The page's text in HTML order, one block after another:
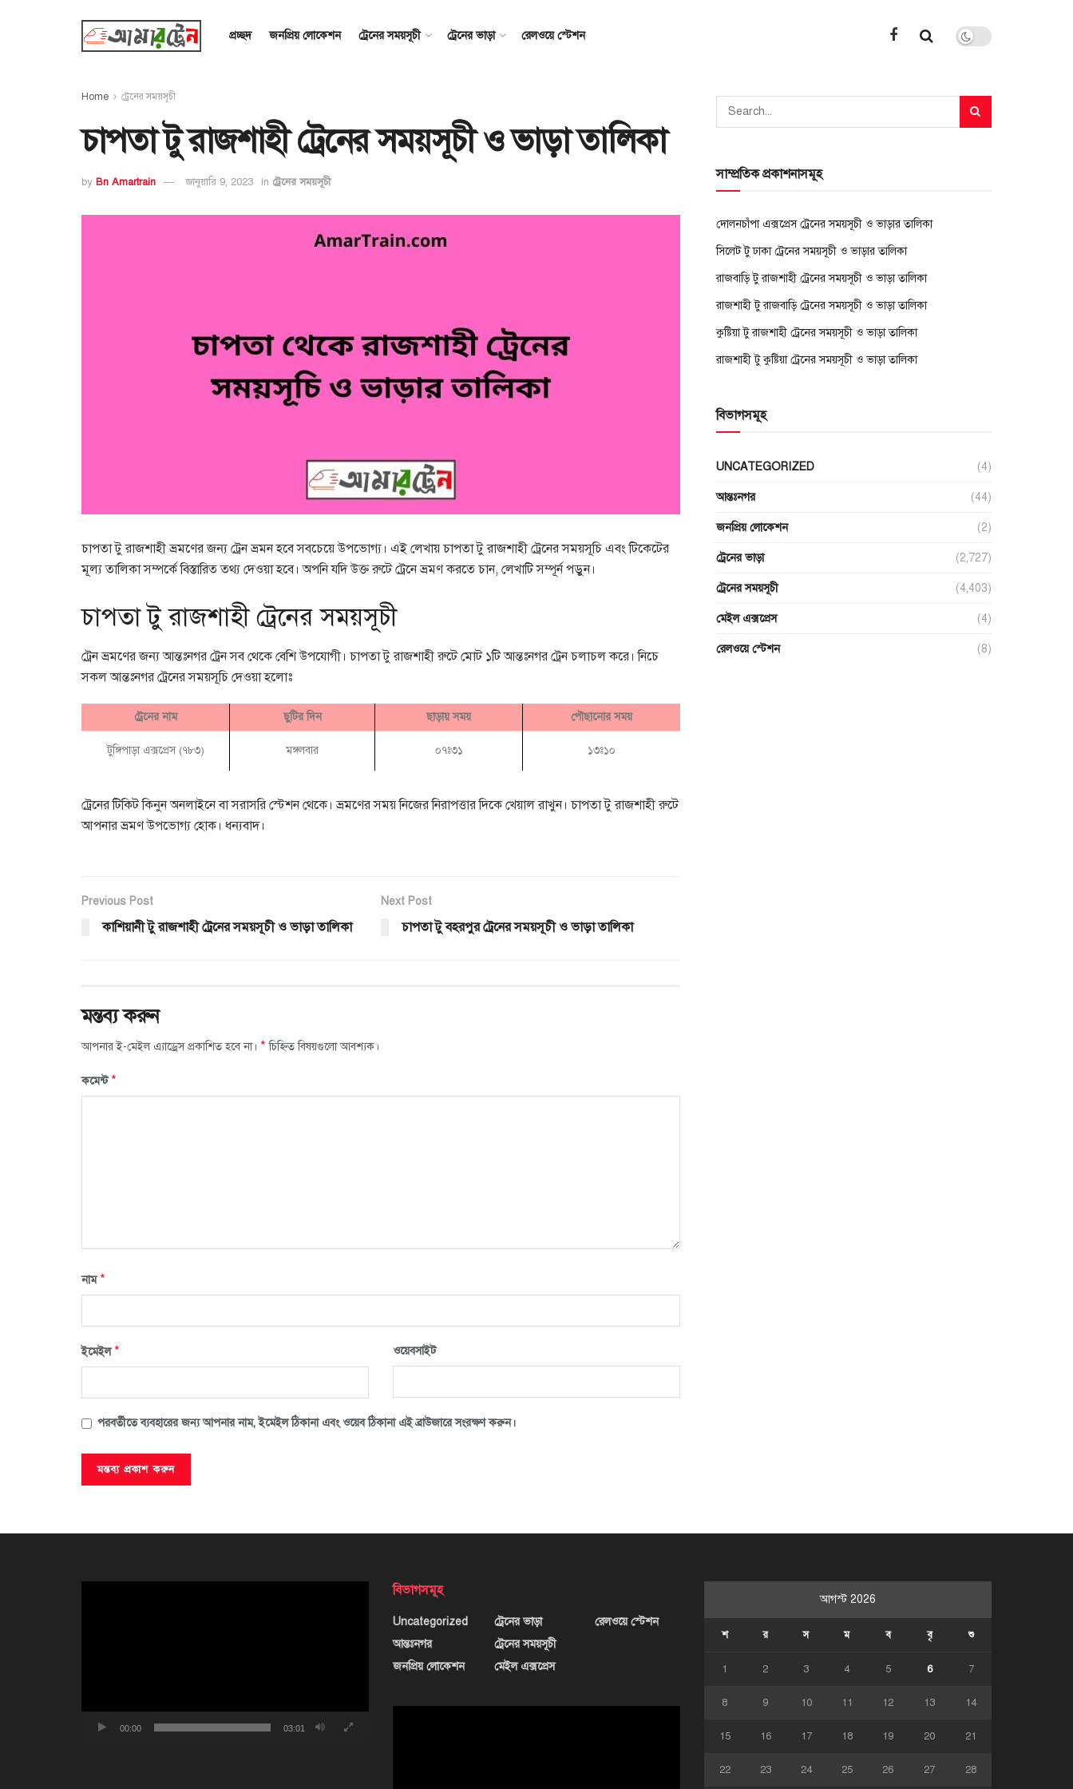
প্রচ্ছদ জনপ্রিয় লোকেশন ট্রেনের সময়সূচী ট্রেনের ভাড়া রেলওয়ে স্টেশন
Home ট্রেনের সময়সূচী
চাপতা টু রাজশাহী ট্রেনের সময়সূচী ও ভাড়া তালিকা
by Bn Amartrain জানুয়ারি 9, 2023 in ট্রেনের সময়সূচী
চাপতা টু রাজশাহী ভ্রমণের জন্য ট্রেন ভ্রমন হবে সবচেয়ে উপভোগ্য। এই লেখায় চাপতা টু রাজশাহী ট্রেনের সময়সূচি এবং টিকেটের
মূল্য তালিকা সম্পর্কে বিস্তারিত তথ্য দেওয়া হবে। অপনি যদি উক্ত রুটে ট্রেনে ভ্রমণ করতে চান, লেখাটি সম্পূর্ন পড়ুন।
চাপতা টু রাজশাহী ট্রেনের সময়সূচী
ট্রেন ভ্রমণের জন্য আন্তঃনগর ট্রেন সব থেকে বেশি উপযোগী। চাপতা টু রাজশাহী রুটে মোট ১টি আন্তঃনগর ট্রেন চলাচল করে। নিচে
সকল আন্তঃনগর ট্রেনের সময়সূচি দেওয়া হলোঃ
ট্রেনের নাম ছুটির দিন ছাড়ায় সময় পৌছানোর সময়
টুঙ্গিপাড়া এক্সপ্রেস (৭৮৩) মঙ্গলবার ০৭ঃ৩১ ১৩ঃ১০
ট্রেনের টিকিট কিনুন অনলাইনে বা সরাসরি স্টেশন থেকে। ভ্রমণের সময় নিজের নিরাপত্তার দিকে খেয়াল রাখুন। চাপতা টু রাজশাহী রুটে
আপনার ভ্রমণ উপভোগ্য হোক। ধন্যবাদ।
Previous Post
কাশিয়ানী টু রাজশাহী ট্রেনের সময়সূচী ও ভাড়া তালিকা
Next Post
চাপতা টু বহরপুর ট্রেনের সময়সূচী ও ভাড়া তালিকা
মন্তব্য করুন
আপনার ই-মেইল এ্যাড্রেস প্রকাশিত হবে না। * চিহ্নিত বিষয়গুলো আবশ্যক।
কমেন্ট*
নাম*
ইমেইল* ওয়েবসাইট
পরবর্তীতে ব্যবহারের জন্য আপনার নাম, ইমেইল ঠিকানা এবং ওয়েব ঠিকানা এই ব্রাউজারে সংরক্ষণ করুন।
সাম্প্রতিক প্রকাশনাসমূহ
দোলনচাঁপা এক্সপ্রেস ট্রেনের সময়সূচী ও ভাড়ার তালিকা
সিলেট টু ঢাকা ট্রেনের সময়সূচী ও ভাড়ার তালিকা
রাজবাড়ি টু রাজশাহী ট্রেনের সময়সূচী ও ভাড়া তালিকা
রাজশাহী টু রাজবাড়ি ট্রেনের সময়সূচী ও ভাড়া তালিকা
কুষ্টিয়া টু রাজশাহী ট্রেনের সময়সূচী ও ভাড়া তালিকা
রাজশাহী টু কুষ্টিয়া ট্রেনের সময়সূচী ও ভাড়া তালিকা
বিভাগসমূহ
UNCATEGORIZED (4)
আন্তঃনগর (44)
জনপ্রিয় লোকেশন (2)
ট্রেনের ভাড়া (2,727)
ট্রেনের সময়সূচী (4,403)
মেইল এক্সপ্রেস (4)
রেলওয়ে স্টেশন (8)
00:00 03:01
বিভাগসমূহ
Uncategorized
আন্তঃনগর
জনপ্রিয় লোকেশন
ট্রেনের ভাড়া
ট্রেনের সময়সূচী
মেইল এক্সপ্রেস
রেলওয়ে স্টেশন
আগস্ট 2026
শ র স ম ব বৃ শু
1 2 3 4 5 6 7
8 9 10 11 12 13 14
15 16 17 18 19 20 21
22 23 24 25 26 27 28